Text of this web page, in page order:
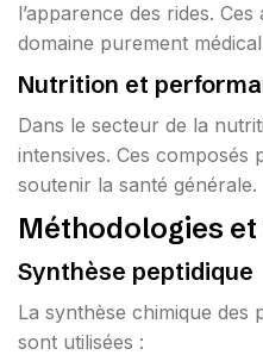
l’apparence des rides.
domaine purement
Nutrition et
Dans le secteur de la
intensives. Ces
soutenir la santé générale.
Méthodologies
Synthèse peptidique
La synthèse chimique des
sont utilisées :